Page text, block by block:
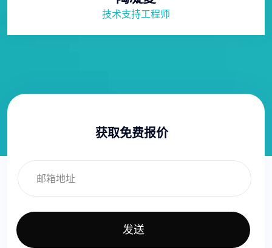
技术支持工程师
获取免费报价
发送